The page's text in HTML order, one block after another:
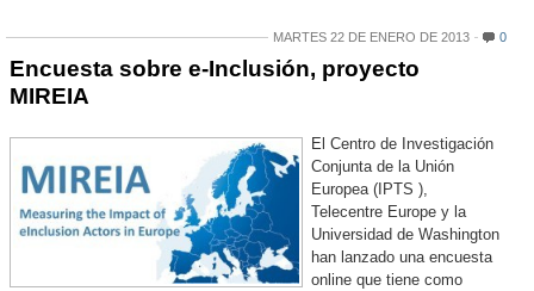
MARTES 22 DE ENERO DE 2013 0
Encuesta sobre e-Inclusión, proyecto
MIREIA
El Centro de Investigación
Conjunta de la Unión
Europea (IPTS ),
Telecentre Europe y la
Universidad de Washington
han lanzado una encuesta
online que tiene como